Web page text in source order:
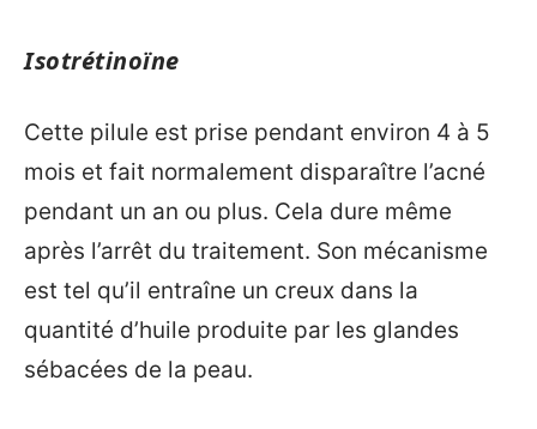
Isotrétinoïne
Cette pilule est prise pendant environ 4 à 5
mois et fait normalement disparaître l’acné
pendant un an ou plus. Cela dure même
après l’arrêt du traitement. Son mécanisme
est tel qu’il entraîne un creux dans la
quantité d’huile produite par les glandes
sébacées de la peau.